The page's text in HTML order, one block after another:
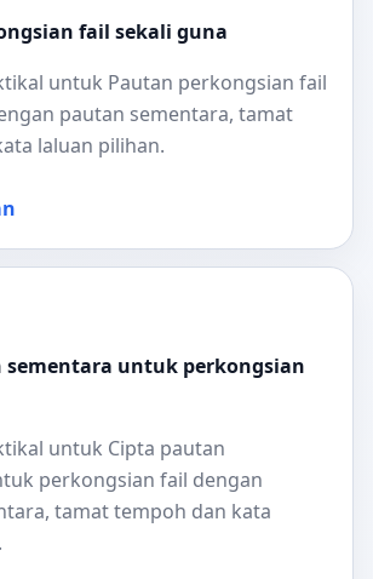
fail sekali guna
untuk Pautan perkongsian fail
pautan sementara, tamat
laluan pilihan.
sementara untuk perkongsian
untuk Cipta pautan
perkongsian fail dengan
tamat tempoh dan kata